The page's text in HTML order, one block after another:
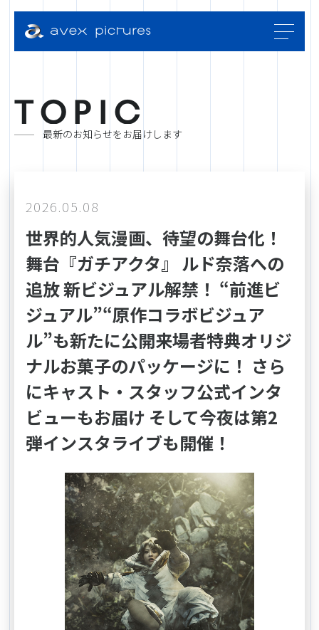
T O P C
最新のお知らせをお届けします
2026.05.08
世界的人気漫画、待望の舞台化！
舞台『ガチアクタ』 ルド奈落への
追放 新ビジュアル解禁！ “前進ビ
ジュアル”“原作コラボビジュア
ル”も新たに公開来場者特典オリジ
ナルお菓子のパッケージに！ さら
にキャスト・スタッフ公式インタ
ビューもお届け そして今夜は第2
弾インスタライブも開催！